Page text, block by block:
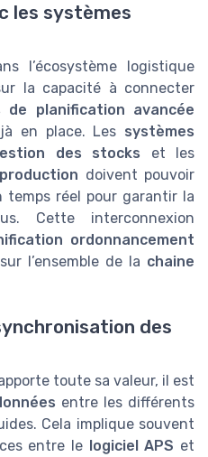
les systèmes
l’écosystème logistique
la capacité à connecter
de planification avancée
en place. Les systèmes
des stocks et les
doivent pouvoir
temps réel pour garantir la
Cette interconnexion
ordonnancement
l’ensemble de la chaine
des
toute sa valeur, il est
entre les différents
Cela implique souvent
entre le logiciel APS et